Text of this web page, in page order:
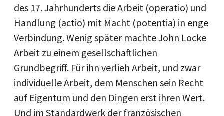
des 17. Jahrhunderts die Arbeit (operatio) und
Handlung (actio) mit Macht (potentia) in enge
Verbindung. Wenig später machte John Locke
Arbeit zu einem gesellschaftlichen
Grundbegriff. Für ihn verlieh Arbeit, und zwar
individuelle Arbeit, dem Menschen sein Recht
auf Eigentum und den Dingen erst ihren Wert.
Und im Standardwerk der französischen